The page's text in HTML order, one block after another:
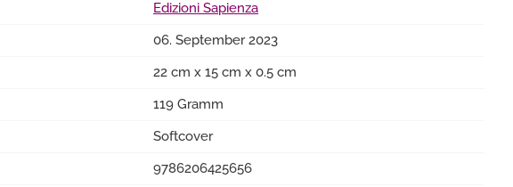
Edizioni Sapienza
06. September 2023
22 cm x 15 cm x 0.5 cm
119 Gramm
Softcover
9786206425656